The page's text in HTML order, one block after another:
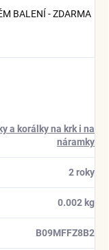
BALENÍ - ZDARMA
a korálky na krk i na
náramky
2 roky
0.002 kg
B09MFFZ8B2